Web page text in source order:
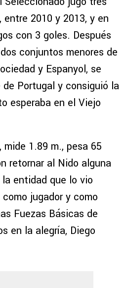
2010 y 2013, y en
con 3 goles. Después
conjuntos menores de
y Espanyol, se
Portugal y consiguió la
esperaba en el Viejo
1.89 m., pesa 65
retornar al Nido alguna
entidad que lo vio
jugador y como
Fuezas Básicas de
en la alegría, Diego